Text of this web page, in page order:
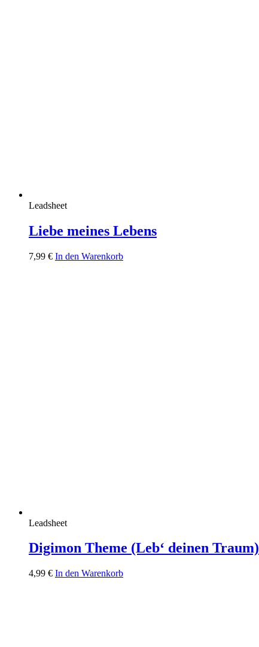
Leadsheet
Liebe meines Lebens
7,99 € In den Warenkorb
Leadsheet
Digimon Theme (Leb‘ deinen Traum)
4,99 € In den Warenkorb